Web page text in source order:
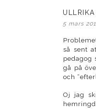
ULLRIKA
5 mars
så sent
pedagog
gå på
och
Oj jag